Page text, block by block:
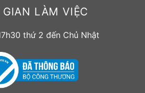
GIAN LÀM VIỆC
thứ 2 đến Chủ Nhật